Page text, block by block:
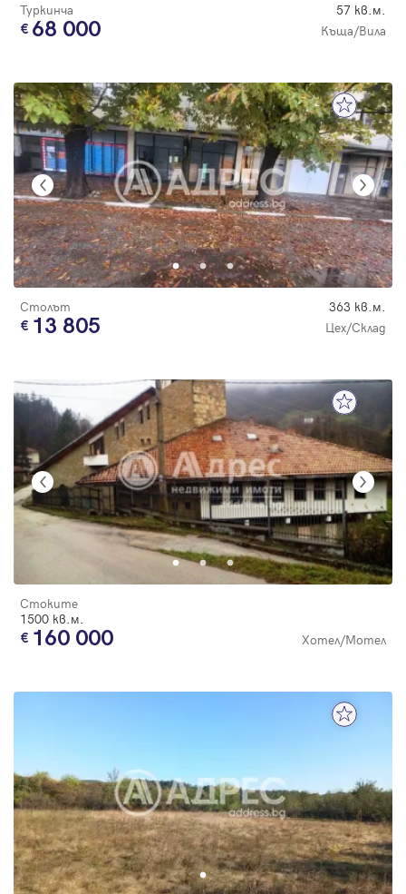
Туркинча 57 кв.м.
68 000 Къща/Вила
Столът 363 кв.м.
13 805 Цех/Склад
Стоките
1500 кв.м.
160 000 Хотел/Мотел